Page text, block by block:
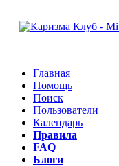
Главная
Помощь
Поиск
Пользователи
Календарь
Правила
FAQ
Блоги